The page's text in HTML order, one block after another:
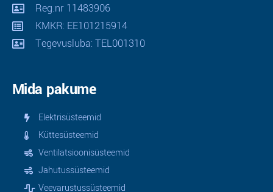
Reg.nr 11483906
KMKR: EE101215914
Tegevusluba: TEL001310
Mida pakume
Elektrisüsteemid
Küttesüsteemid
Ventilatsioonisüsteemid
Jahutussüsteemid
Veevarustussüsteemid